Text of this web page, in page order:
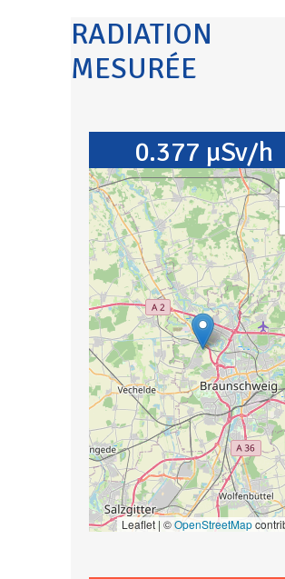
RADIATION
MESURÉE
0.377 µSv/h
Leaflet | ©OpenStreetMap